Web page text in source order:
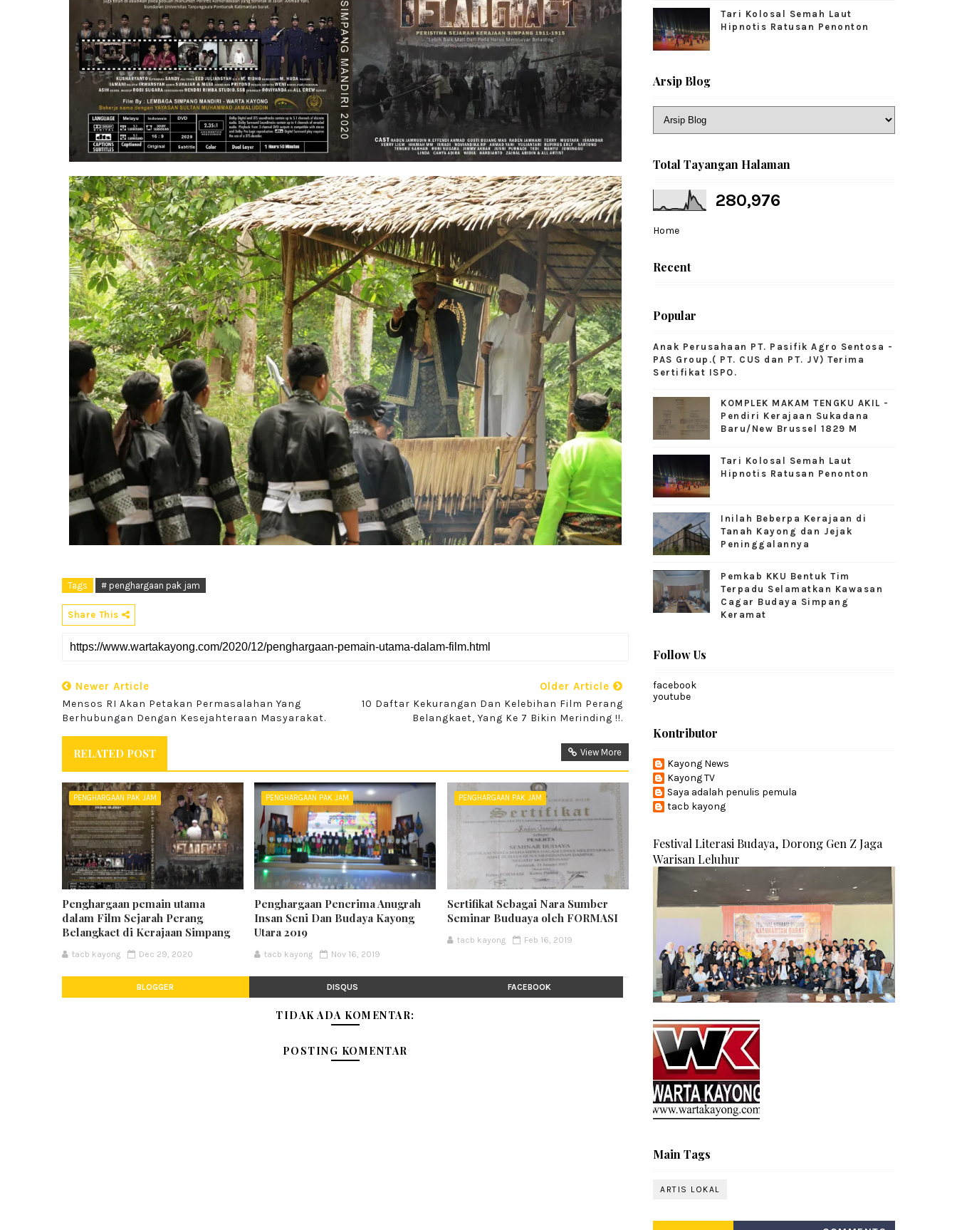
Tags # penghargaan pak jam
Share This
Newer Article
Mensos RI Akan Petakan Permasalahan Yang
Berhubungan Dengan Kesejahteraan Masyarakat.
Older Article
10 Daftar Kekurangan Dan Kelebihan Film Perang
Belangkaet, Yang Ke 7 Bikin Merinding !!.
RELATED POST View More
PENGHARGAAN PAK JAM
Penghargaan pemain utama
dalam Film Sejarah Perang
Belangkaet di Kerajaan Simpang
tacb kayong Dec 29, 2020
PENGHARGAAN PAK JAM
Penghargaan Penerima Anugrah
Insan Seni Dan Budaya Kayong
Utara 2019
tacb kayong Nov 16, 2019
PENGHARGAAN PAK JAM
Sertifikat Sebagai Nara Sumber
Seminar Buduaya oleh FORMASI
tacb kayong Feb 16, 2019
BLOGGER DISQUS FACEBOOK
TIDAK ADA KOMENTAR:
POSTING KOMENTAR
Tari Kolosal Semah Laut
Hipnotis Ratusan Penonton
Arsip Blog
Total Tayangan Halaman
280,976
Home
Recent
Popular
Anak Perusahaan PT. Pasifik Agro Sentosa -
PAS Group.( PT. CUS dan PT. JV) Terima
Sertifikat ISPO.
KOMPLEK MAKAM TENGKU AKIL -
Pendiri Kerajaan Sukadana
Baru/New Brussel 1829 M
Tari Kolosal Semah Laut
Hipnotis Ratusan Penonton
Inilah Beberpa Kerajaan di
Tanah Kayong dan Jejak
Peninggalannya
Pemkab KKU Bentuk Tim
Terpadu Selamatkan Kawasan
Cagar Budaya Simpang
Keramat
Follow Us
facebook
youtube
Kontributor
Kayong News
Kayong TV
Saya adalah penulis pemula
tacb kayong
Festival Literasi Budaya, Dorong Gen Z Jaga
Warisan Leluhur
Main Tags
ARTIS LOKAL